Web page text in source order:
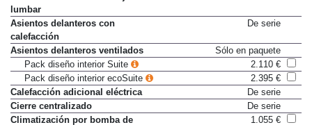
Asientos delanteros con ajuste
lumbar
Asientos delanteros con
calefacción
Asientos delanteros ventilados
Sólo en paquete
Pack diseño interior Suite
2.110 €
Pack diseño interior ecoSuite
2.395 €
Calefacción adicional eléctrica
De serie
Cierre centralizado
De serie